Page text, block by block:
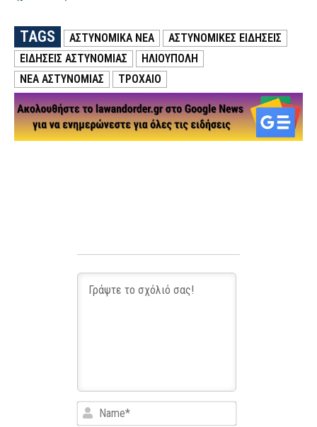
TAGS ΑΣΤΥΝΟΜΙΚΑ ΝΕΑ
ΑΣΤΥΝΟΜΙΚΕΣ ΕΙΔΗΣΕΙΣ
ΕΙΔΗΣΕΙΣ ΑΣΤΥΝΟΜΙΑΣ
ΗΛΙΟΥΠΟΛΗ
ΝΕΑ ΑΣΤΥΝΟΜΙΑΣ
ΤΡΟΧΑΙΟ
Name*